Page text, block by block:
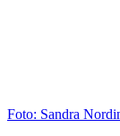
Foto: Sandra